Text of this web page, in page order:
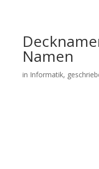
Namen
in Informatik,